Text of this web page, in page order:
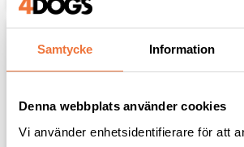
Samtycke Information
Denna webbplats använder cookies
Vi använder enhetsidentifierare för att